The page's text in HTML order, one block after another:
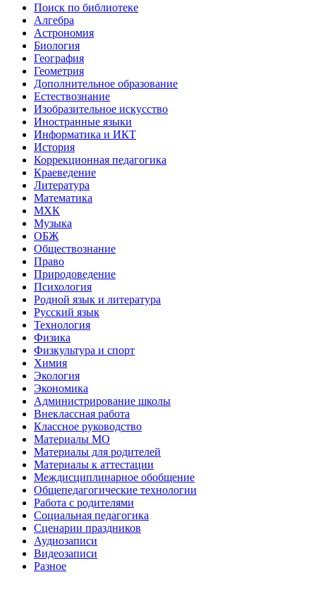
Поиск по библиотеке
Алгебра
Астрономия
Биология
География
Геометрия
Дополнительное образование
Естествознание
Изобразительное искусство
Иностранные языки
Информатика и ИКТ
История
Коррекционная педагогика
Краеведение
Литература
Математика
МХК
Музыка
ОБЖ
Обществознание
Право
Природоведение
Психология
Родной язык и литература
Русский язык
Технология
Физика
Физкультура и спорт
Химия
Экология
Экономика
Администрирование школы
Внеклассная работа
Классное руководство
Материалы МО
Материалы для родителей
Материалы к аттестации
Междисциплинарное обобщение
Общепедагогические технологии
Работа с родителями
Социальная педагогика
Сценарии праздников
Аудиозаписи
Видеозаписи
Разное